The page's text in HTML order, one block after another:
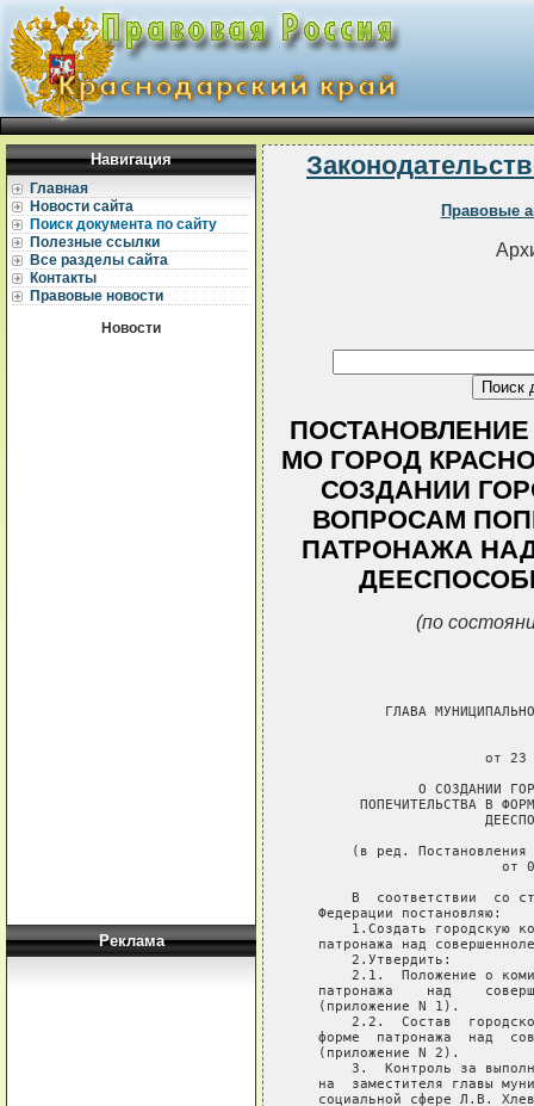
Навигация
Главная
Новости сайта
Поиск документа по сайту
Полезные ссылки
Все разделы сайта
Контакты
Правовые новости
Новости
Реклама
Правовые
МО ГОРОД
СОЗДАНИИ
ВОПРОСАМ
ПАТРОНАЖА
(по